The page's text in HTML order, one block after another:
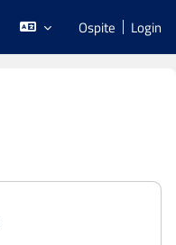
Ospite Login